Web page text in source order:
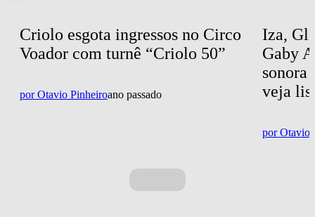
Criolo esgota ingressos no Circo
Voador com turnê “Criolo 50”
porOtavio Pinheiroano passado
Iza,
Gaby
sonora
veja
porOtavio